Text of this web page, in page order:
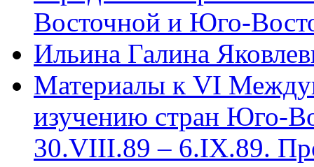
Восточной и Юго-
Ильина Галина
Материалы к VI
изучению стран Юго-
30.VIII.89 – 6.IX.89.